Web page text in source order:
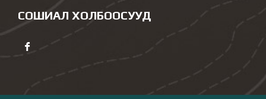
СОШИАЛ ХОЛБООСУУД